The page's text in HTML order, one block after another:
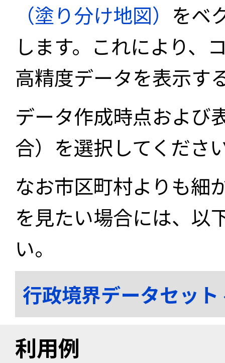
（塗り分け地図） をベ
します。これにより、
高精度データを表示す
データ作成時点および
合）を選択してくださ
なお市区町村よりも細
を見たい場合には、以
い。
行政境界データセッ
利用例